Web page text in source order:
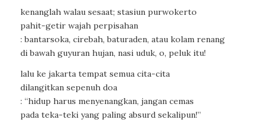
kenanglah walau sesaat; stasiun purwokerto
pahit-getir wajah perpisahan
: bantarsoka, cirebah, baturaden, atau kolam renang
di bawah guyuran hujan, nasi uduk, o, peluk itu!
lalu ke jakarta tempat semua cita-cita
dilangitkan sepenuh doa
: “hidup harus menyenangkan, jangan cemas
pada teka-teki yang paling absurd sekalipun!”